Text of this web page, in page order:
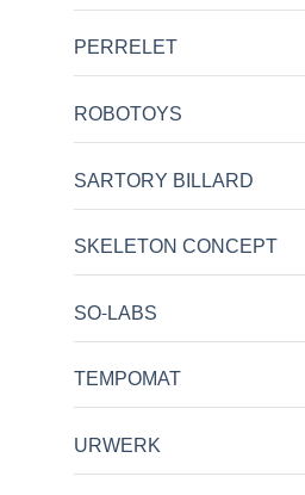
PERRELET
ROBOTOYS
SARTORY BILLARD
SKELETON CONCEPT
SO-LABS
TEMPOMAT
URWERK